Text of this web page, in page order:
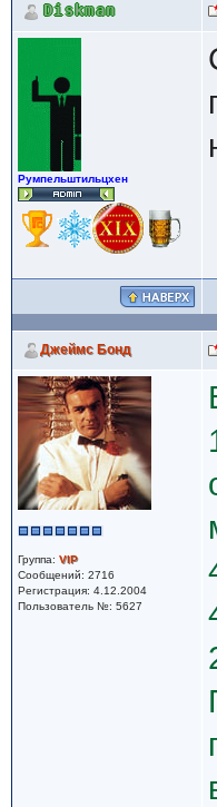
Diskman
Румпельштильцхен
Джеймс Бонд
Группа: VIP
Сообщений: 2716
Регистрация: 4.12.2004
Пользователь №: 5627